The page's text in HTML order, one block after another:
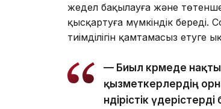
жедел бақылауға және
қысқартуға мүмкіндік береді.
тиімділігін қамтамасыз етуге
— Биыл көрмеде
қызметкерлердің
өндірістік